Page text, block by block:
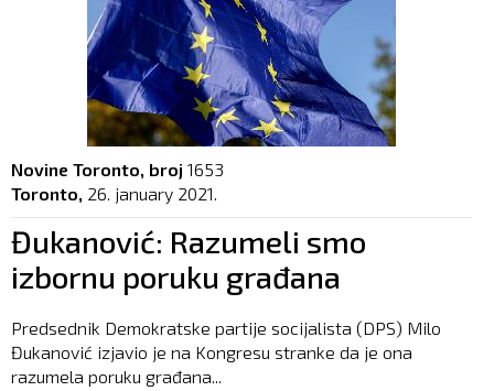
Novine Toronto, broj 1653
Toronto, 26. january 2021.
Đukanović: Razumeli smo
izbornu poruku građana
Predsednik Demokratske partije socijalista (DPS) Milo
Đukanović izjavio je na Kongresu stranke da je ona
razumela poruku građana...